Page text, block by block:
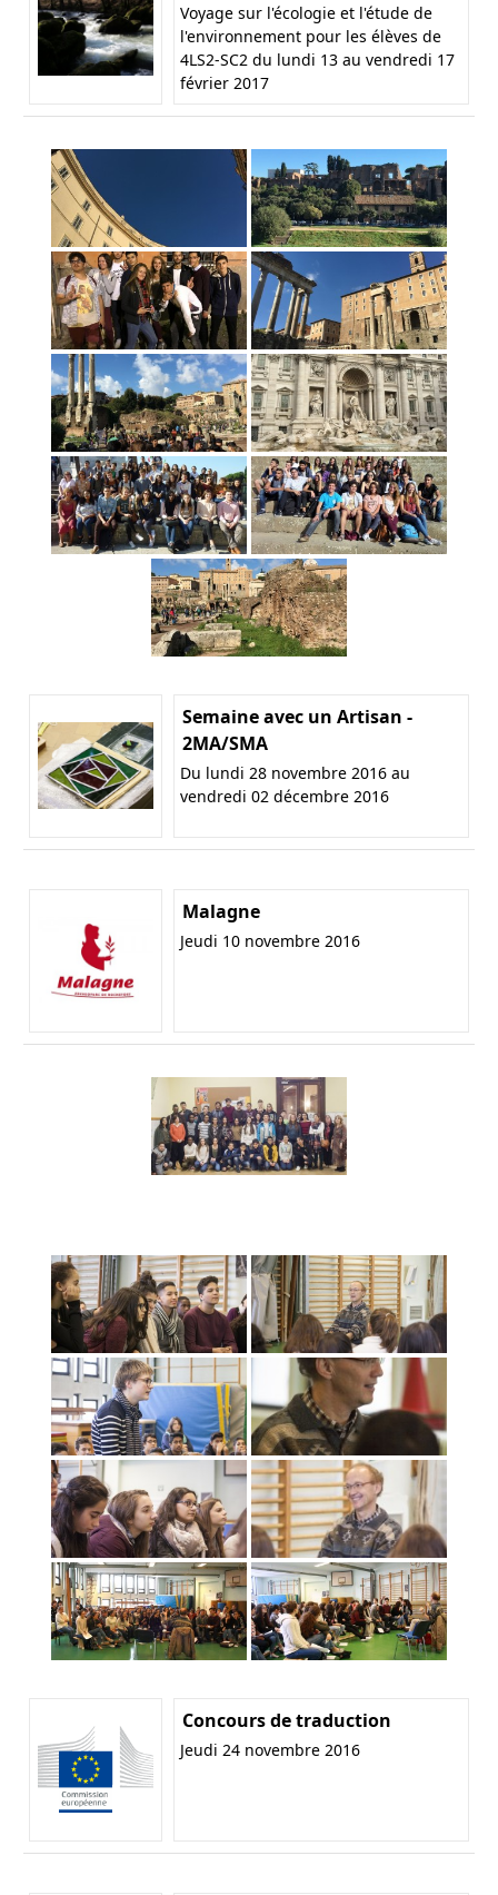
Voyage sur l'écologie et l'étude de
l'environnement pour les élèves de
4LS2-SC2 du lundi 13 au vendredi 17
février 2017
Semaine avec un Artisan -
2MA/SMA
Du lundi 28 novembre 2016 au
vendredi 02 décembre 2016
Malagne
Jeudi 10 novembre 2016
Concours de traduction
Jeudi 24 novembre 2016